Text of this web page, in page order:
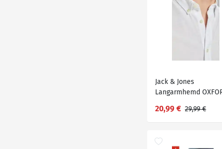
Jack & Jones
Langarmhemd
20,99 € 29,99 €